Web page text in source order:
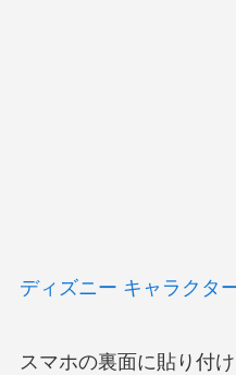
ディズニー キャラクタ
スマホの裏面に貼り付